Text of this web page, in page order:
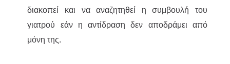
διακοπεί και να αναζητηθεί η συμβουλή του
γιατρού εάν η αντίδραση δεν αποδράμει από
μόνη της.